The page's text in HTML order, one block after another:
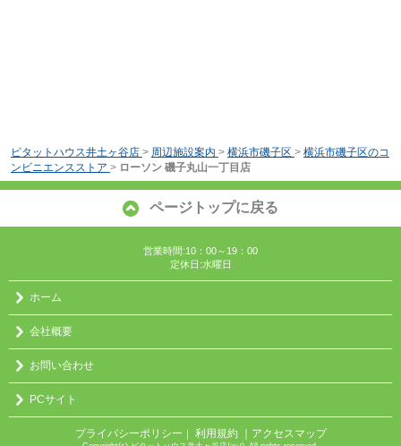
ピタットハウス井土ヶ谷店 > 周辺施設案内 > 横浜市磯子区 > 横浜市磯子区のコ
ンビニエンスストア > ローソン 磯子丸山一丁目店
ページトップに戻る
営業時間:10：00～19：00
定休日:水曜日
ホーム
会社概要
お問い合わせ
PCサイト
プライバシーポリシー ｜ 利用規約 ｜アクセスマップ